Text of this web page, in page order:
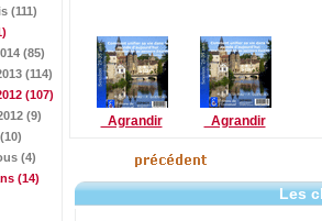
(111)
(85)
(114)
(107)
(9)
(4)
(14)
Agrandir Agrandir
Les